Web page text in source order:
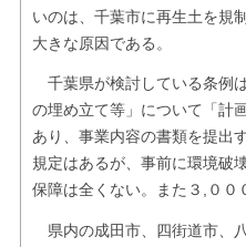
いのは、千葉市に再生土を規
大きな原因である。
千葉県が検討している条例
の埋め立て等」について「計
あり、事業内容の書類を提出
規定はあるが、事前に環境破
保障は全くない。また３,００
県内の成田市、四街道市、